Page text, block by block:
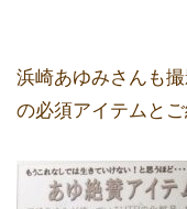
浜崎あゆみさんも
の必須アイテムと